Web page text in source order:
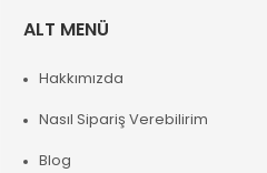
ALT MENÜ
Hakkımızda
Nasıl Sipariş Verebilirim
Blog